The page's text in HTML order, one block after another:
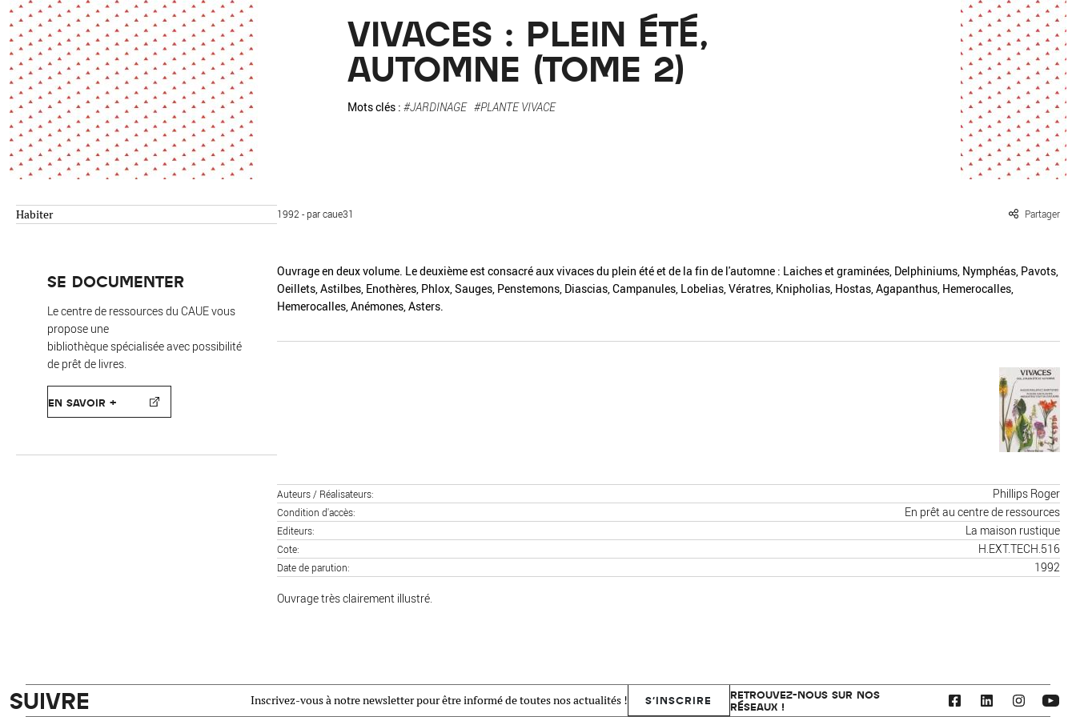
Environnement
Habiter
Jeunes
Patrimoine
Paysage
Société
Transition écologique
Urbanisme
Expérience Fiche / Guide Livre Podcast
Revue
La pierre
AUTRES CRITÈRES
Réinitialiser Fermer la recherche avancée
VIVACES : PLEIN ÉTÉ,
AUTOMNE (TOME 2)
Mots clés : #JARDINAGE #PLANTE VIVACE
Habiter
SE DOCUMENTER
Le centre de ressources du CAUE vous
propose une
bibliothèque spécialisée avec possibilité
de prêt de livres.
EN SAVOIR +
1992 - par caue31 Partager
Ouvrage en deux volume. Le deuxième est consacré aux vivaces du plein été et de la fin de l'automne : Laiches et graminées, Delphiniums, Nymphéas, Pavots,
Oeillets, Astilbes, Enothères, Phlox, Sauges, Penstemons, Diascias, Campanules, Lobelias, Vératres, Knipholias, Hostas, Agapanthus, Hemerocalles,
Hemerocalles, Anémones, Asters.
Auteurs / Réalisateurs Phillips Roger
Condition d'accès En prêt au centre de ressources
Editeurs La maison rustique
Cote H.EXT.TECH.516
Date de parution 1992
Ouvrage très clairement illustré.
SUIVRE Inscrivez-vous à notre newsletter pour être informé de toutes nos actualités ! S'INSCRIRE
RETROUVEZ-NOUS SUR NOS
RÉSEAUX !